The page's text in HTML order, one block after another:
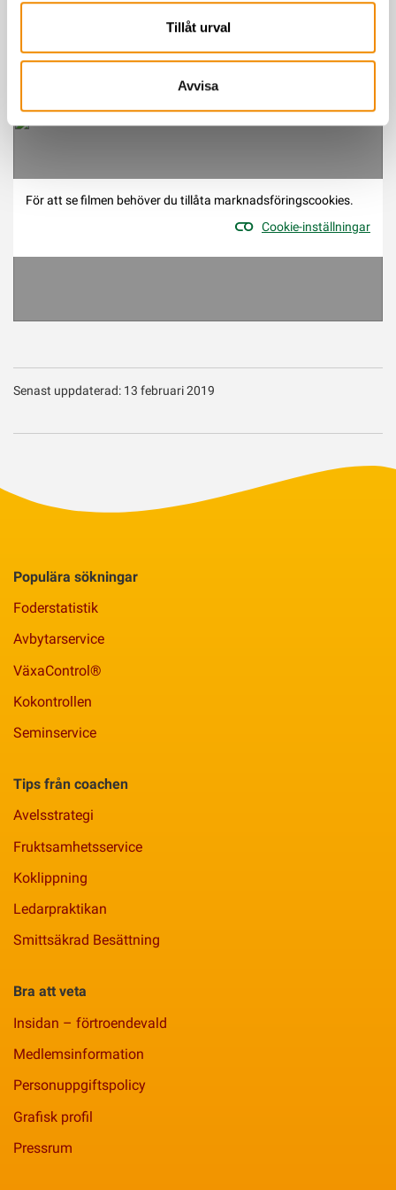
Tillåt urval
Avvisa
kundsupport@vxa.se
Så lämnar du samtycke på Min sida
För att se filmen behöver du tillåta marknadsföringscookies.
Cookie-inställningar
Senast uppdaterad: 13 februari 2019
Populära sökningar
Foderstatistik
Avbytarservice
VäxaControl®
Kokontrollen
Seminservice
Tips från coachen
Avelsstrategi
Fruktsamhetsservice
Koklippning
Ledarpraktikan
Smittsäkrad Besättning
Bra att veta
Insidan – förtroendevald
Medlemsinformation
Personuppgiftspolicy
Grafisk profil
Pressrum